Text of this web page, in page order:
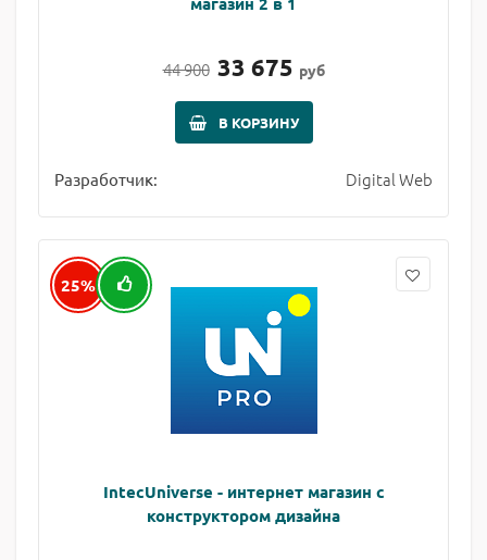
44 900 33 675 руб
В КОРЗИНУ
Разработчик: Digital Web
25%
IntecUniverse - интернет магазин с
конструктором дизайна